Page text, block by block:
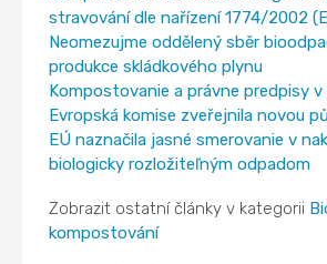
stravování dle nařízení 1774/2002
Neomezujme oddělený sběr
produkce skládkového plynu
Kompostovanie a právne predpisy v
Evropská komise zveřejnila novou
EÚ naznačila jasné smerovanie v
biologicky rozložiteľným odpadom
Zobrazit ostatní články v kategorii
kompostování